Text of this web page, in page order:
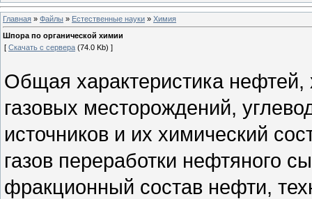
Главная » Файлы » Естественные науки » Химия
Шпора по органической химии
[ Скачать с сервера (74.0 Kb) ]
Общая характеристика нефтей,
газовых месторождений,
источников и их химический
газов переработки нефтяного
фракционный состав нефти,